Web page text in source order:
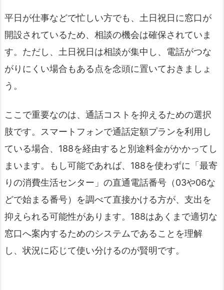
平日が仕事などで忙しい方でも、土日祝日に窓口が
開設されているため、相談の機会は確保されていま
す。ただし、土日祝日は相談が集中し、電話がつな
がりにくい場合もある点を念頭に置いておきましょ
う。
ここで重要なのは、通話コストを抑えるための選択
肢です。スマートフォンで通話定額プランを利用し
ている場合、188を経由すると別途料金がかかってし
まいます。もし可能であれば、188を使わずに「最寄
りの消費生活センター」の直通電話番号（03や06な
どで始まる番号）を調べて直接かける方が、支出を
抑えられる可能性があります。188はあくまで適切な
窓口へ案内するためのシステムであることを理解
し、状況に応じて使い分けるのが賢明です。